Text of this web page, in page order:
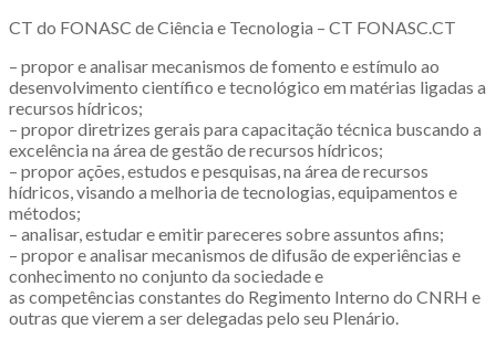
CT do FONASC de Ciência e Tecnologia – CT FONASC.CT
– propor e analisar mecanismos de fomento e estímulo ao
desenvolvimento científico e tecnológico em matérias ligadas a
recursos hídricos;
– propor diretrizes gerais para capacitação técnica buscando a
excelência na área de gestão de recursos hídricos;
– propor ações, estudos e pesquisas, na área de recursos
hídricos, visando a melhoria de tecnologias, equipamentos e
métodos;
– analisar, estudar e emitir pareceres sobre assuntos afins;
– propor e analisar mecanismos de difusão de experiências e
conhecimento no conjunto da sociedade e
as competências constantes do Regimento Interno do CNRH e
outras que vierem a ser delegadas pelo seu Plenário.